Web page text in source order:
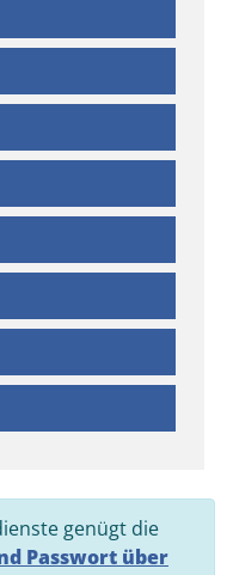
genügt die
Passwort über